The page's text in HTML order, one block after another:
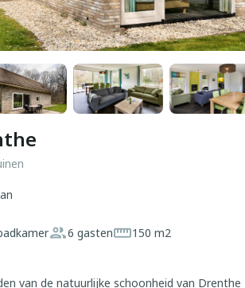
6 gasten 150 m2
van de natuurlijke schoonheid van Drenthe